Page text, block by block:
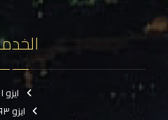
ايزو ٢١٠٠١
ايزو ٢٩٩٩٣